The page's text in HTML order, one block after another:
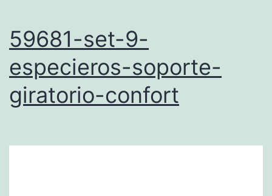
59681-set-9-
especieros-soporte-
giratorio-confort